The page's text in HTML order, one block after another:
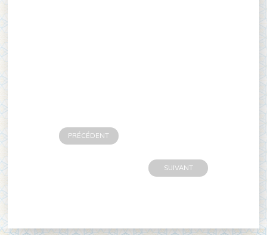
PRÉCÉDENT
SUIVANT